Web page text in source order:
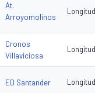
At.
Arroyomolinos
Longitud
Cronos
Villaviciosa
Longitud
ED Santander Longitud